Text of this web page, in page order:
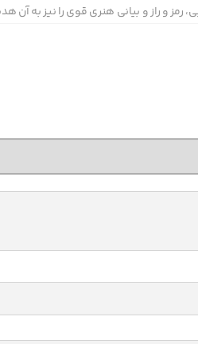
رمز و راز و بیانی هنری قوی را نیز به